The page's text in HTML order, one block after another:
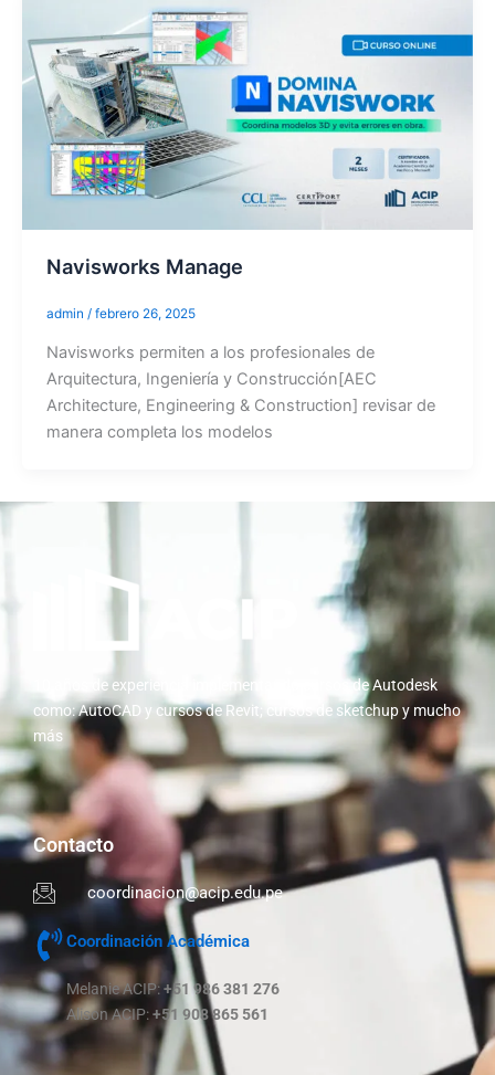
Navisworks Manage
admin / febrero 26, 2025
Navisworks permiten a los profesionales de
Arquitectura, Ingeniería y Construcción[AEC
Architecture, Engineering & Construction] revisar de
manera completa los modelos
10 años de experiencia implementando cursos de Autodesk
como: AutoCAD y cursos de Revit; cursos de sketchup y mucho
más
Contacto
coordinacion@acip.edu.pe
Coordinación Académica
Melanie ACIP:+51 986 381 276
Alison ACIP:+51 908 865 561